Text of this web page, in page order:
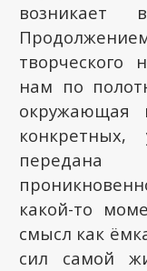
возникает
творческого
нам по
окружающая
какой-то
смысл как
сил самой